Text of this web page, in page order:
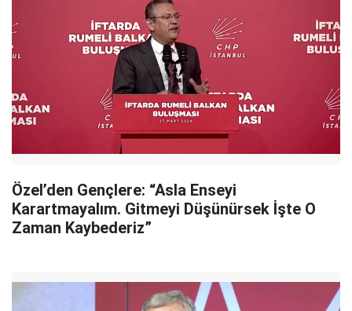
Özel’den Gençlere: “Asla Enseyi
Karartmayalım. Gitmeyi Düşünürsek İşte O
Zaman Kaybederiz”